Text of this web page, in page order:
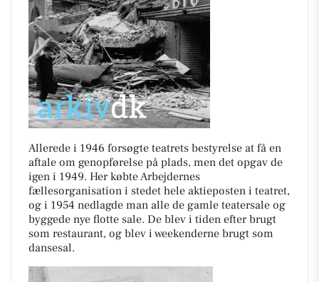
Allerede i 1946 forsøgte teatrets bestyrelse at få en
aftale om genopførelse på plads, men det opgav de
igen i 1949. Her købte Arbejdernes
fællesorganisation i stedet hele aktieposten i teatret,
og i 1954 nedlagde man alle de gamle teatersale og
byggede nye flotte sale. De blev i tiden efter brugt
som restaurant, og blev i weekenderne brugt som
dansesal.